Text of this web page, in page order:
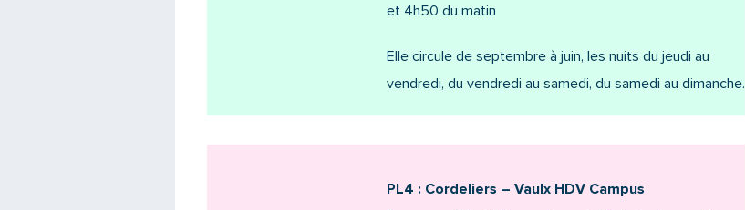
et 4h50 du matin
Elle circule de septembre à juin, les nuits du jeudi au
vendredi, du vendredi au samedi, du samedi au dimanche.
PL4 : Cordeliers – Vaulx HDV Campus